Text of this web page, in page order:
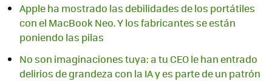
Apple ha mostrado las debilidades de los portátiles
con el MacBook Neo. Y los fabricantes se están
poniendo las pilas
No son imaginaciones tuya: a tu CEO le han entrado
delirios de grandeza con la IA y es parte de un patrón